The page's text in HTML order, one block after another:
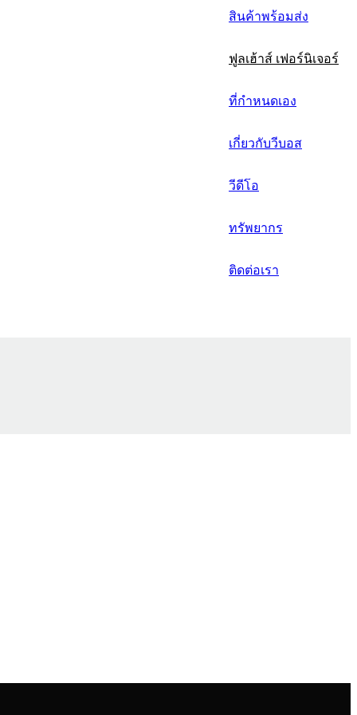
日语
italiano
français
العربية
สินค้าพร้อมส่ง
ฟูลเฮ้าส์ เฟอร์นิเจอร์
ที่กำหนดเอง
เกี่ยวกับวีบอส
วีดีโอ
ทรัพยากร
ติดต่อเรา